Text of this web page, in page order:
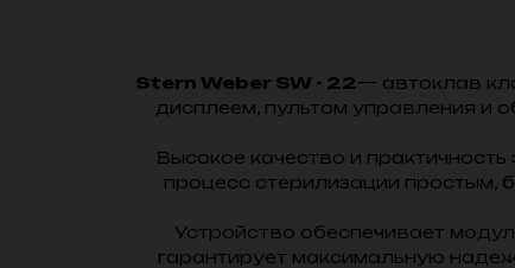
Stern Weber SW - 22— автоклав
дисплеем, пультом управления и
Высокое качество и
процесс стерилизации простым,
Устройство обеспечивает
гарантирует максимальную